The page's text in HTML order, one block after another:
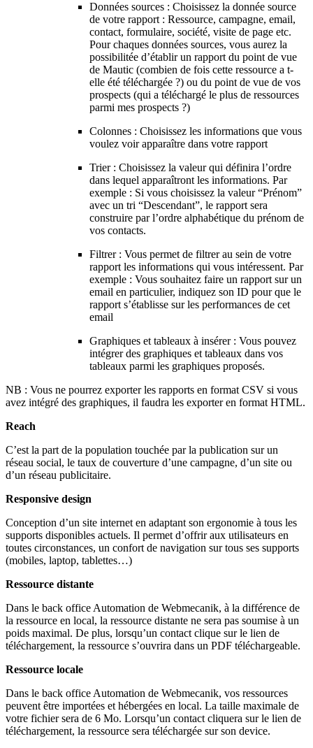
Données sources : Choisissez la donnée source
de votre rapport : Ressource, campagne, email,
contact, formulaire, société, visite de page etc.
Pour chaques données sources, vous aurez la
possibilitée d’établir un rapport du point de vue
de Mautic (combien de fois cette ressource a t-
elle été téléchargée ?) ou du point de vue de vos
prospects (qui a téléchargé le plus de ressources
parmi mes prospects ?)
Colonnes : Choisissez les informations que vous
voulez voir apparaître dans votre rapport
Trier : Choisissez la valeur qui définira l’ordre
dans lequel apparaîtront les informations. Par
exemple : Si vous choisissez la valeur “Prénom”
avec un tri “Descendant”, le rapport sera
construire par l’ordre alphabétique du prénom de
vos contacts.
Filtrer : Vous permet de filtrer au sein de votre
rapport les informations qui vous intéressent. Par
exemple : Vous souhaitez faire un rapport sur un
email en particulier, indiquez son ID pour que le
rapport s’établisse sur les performances de cet
email
Graphiques et tableaux à insérer : Vous pouvez
intégrer des graphiques et tableaux dans vos
tableaux parmi les graphiques proposés.
NB : Vous ne pourrez exporter les rapports en format CSV si vous
avez intégré des graphiques, il faudra les exporter en format HTML.
Reach
C’est la part de la population touchée par la publication sur un
réseau social, le taux de couverture d’une campagne, d’un site ou
d’un réseau publicitaire.
Responsive design
Conception d’un site internet en adaptant son ergonomie à tous les
supports disponibles actuels. Il permet d’offrir aux utilisateurs en
toutes circonstances, un confort de navigation sur tous ses supports
(mobiles, laptop, tablettes…)
Ressource distante
Dans le back office Automation de Webmecanik, à la différence de
la ressource en local, la ressource distante ne sera pas soumise à un
poids maximal. De plus, lorsqu’un contact clique sur le lien de
téléchargement, la ressource s’ouvrira dans un PDF téléchargeable.
Ressource locale
Dans le back office Automation de Webmecanik, vos ressources
peuvent être importées et hébergées en local. La taille maximale de
votre fichier sera de 6 Mo. Lorsqu’un contact cliquera sur le lien de
téléchargement, la ressource sera téléchargée sur son device.